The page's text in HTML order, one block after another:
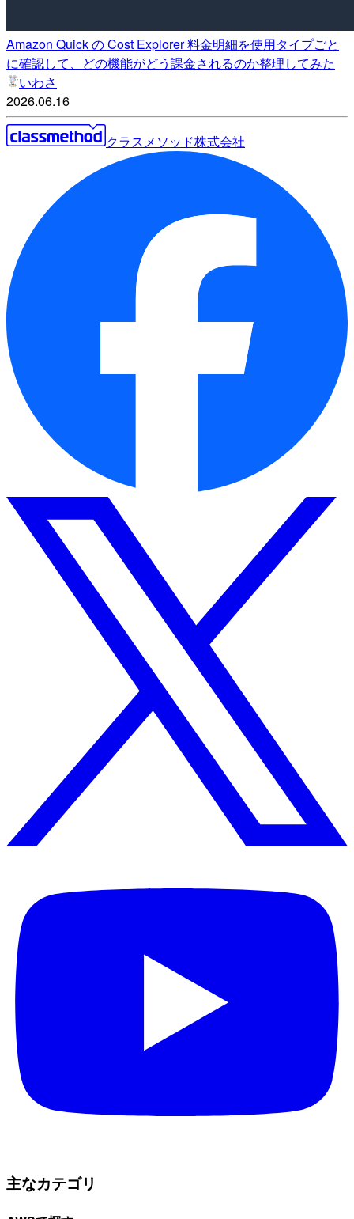
Amazon Quick の Cost Explorer 料金明細を使用タイプごと
に確認して、どの機能がどう課金されるのか整理してみた
いわさ
2026.06.16
クラスメソッド株式会社
主なカテゴリ